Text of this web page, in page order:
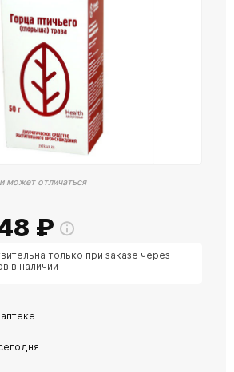
может отличаться
₽
только при заказе через
в наличии